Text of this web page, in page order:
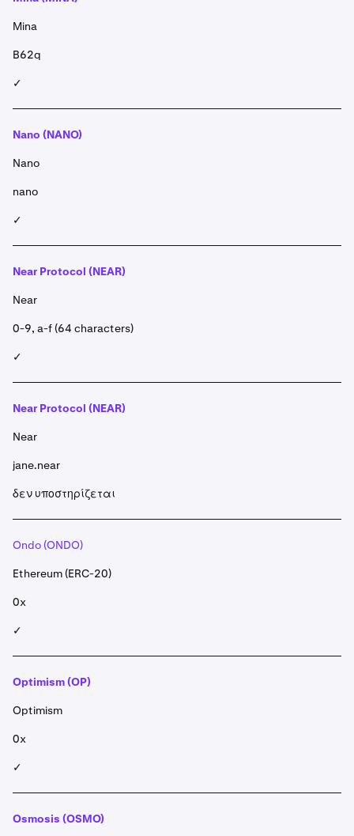
Mina
B62q
✓
Nano (NANO)
Nano
nano
✓
Near Protocol (NEAR)
Near
0-9, a-f (64 characters)
✓
Near Protocol (NEAR)
Near
jane.near
δεν υποστηρίζεται
Ondo (ONDO)
Ethereum (ERC-20)
0x
✓
Optimism (OP)
Optimism
0x
✓
Osmosis (OSMO)